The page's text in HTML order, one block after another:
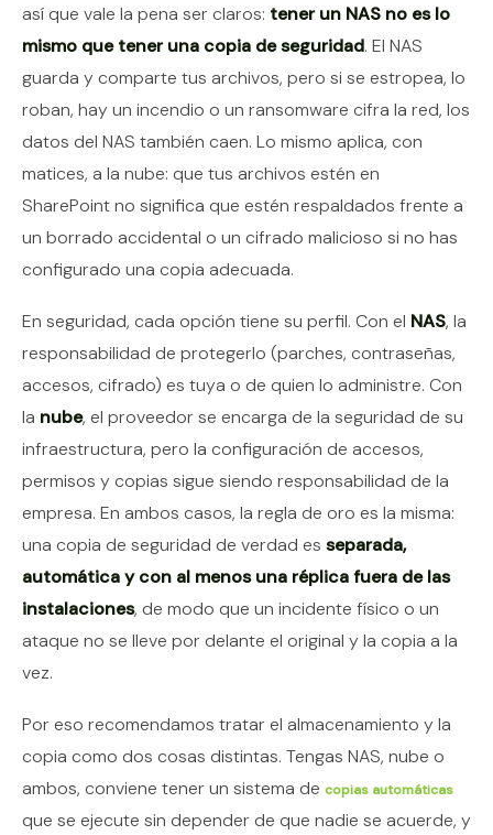
así que vale la pena ser claros: tener un NAS no es lo
mismo que tener una copia de seguridad. El NAS
guarda y comparte tus archivos, pero si se estropea, lo
roban, hay un incendio o un ransomware cifra la red, los
datos del NAS también caen. Lo mismo aplica, con
matices, a la nube: que tus archivos estén en
SharePoint no significa que estén respaldados frente a
un borrado accidental o un cifrado malicioso si no has
configurado una copia adecuada.
En seguridad, cada opción tiene su perfil. Con el NAS, la
responsabilidad de protegerlo (parches, contraseñas,
accesos, cifrado) es tuya o de quien lo administre. Con
la nube, el proveedor se encarga de la seguridad de su
infraestructura, pero la configuración de accesos,
permisos y copias sigue siendo responsabilidad de la
empresa. En ambos casos, la regla de oro es la misma:
una copia de seguridad de verdad es separada,
automática y con al menos una réplica fuera de las
instalaciones, de modo que un incidente físico o un
ataque no se lleve por delante el original y la copia a la
vez.
Por eso recomendamos tratar el almacenamiento y la
copia como dos cosas distintas. Tengas NAS, nube o
ambos, conviene tener un sistema de copias automáticas
que se ejecute sin depender de que nadie se acuerde, y